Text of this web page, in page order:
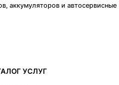
аккумуляторов и автосервисные
УСЛУГ